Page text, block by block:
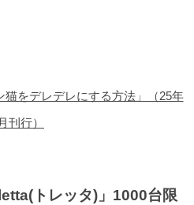
猫をデレデレにする方法」（25年
刊行）
トレッタ)」1000台限